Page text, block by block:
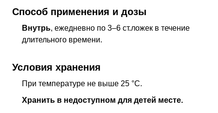
Способ применения и дозы
Внутрь, ежедневно по 3–6 ст.ложек в течение
длительного времени.
Условия хранения
При температуре не выше 25 °C.
Хранить в недоступном для детей месте.